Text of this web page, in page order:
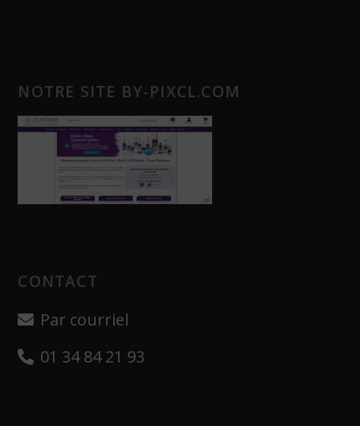
NOTRE SITE BY-PIXCL.COM
CONTACT
Par courriel
01 34 84 21 93